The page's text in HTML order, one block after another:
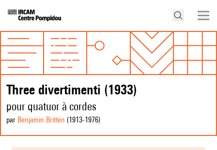
Three divertimenti (1933)
pour quatuor à cordes
par Benjamin Britten (1913-1976)